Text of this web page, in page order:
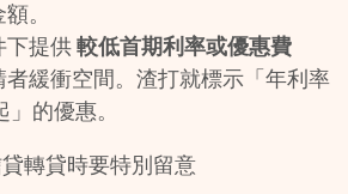
。
下提供 較低首期利率或優惠費
者緩衝空間。渣打就標示「年利率
的優惠。
轉貸時要特別留意